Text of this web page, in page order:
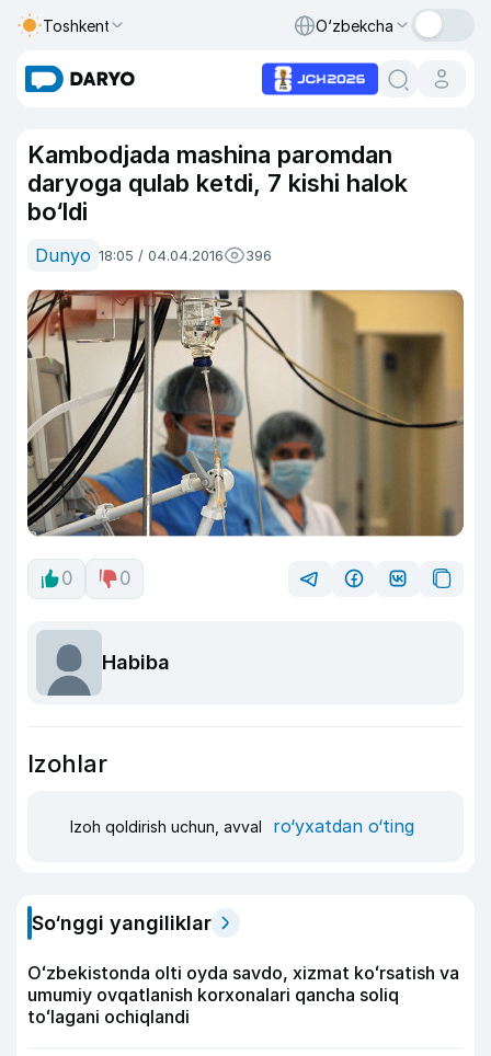
Toshkent O‘zbekcha
Kambodjada mashina paromdan
daryoga qulab ketdi, 7 kishi halok
bo‘ldi
Dunyo 18:05 / 04.04.2016 396
0 0
Habiba
Izohlar
Izoh qoldirish uchun, avval ro‘yxatdan o‘ting
So‘nggi yangiliklar
Oʻzbekistonda olti oyda savdo, xizmat koʻrsatish va
umumiy ovqatlanish korxonalari qancha soliq
toʻlagani ochiqlandi